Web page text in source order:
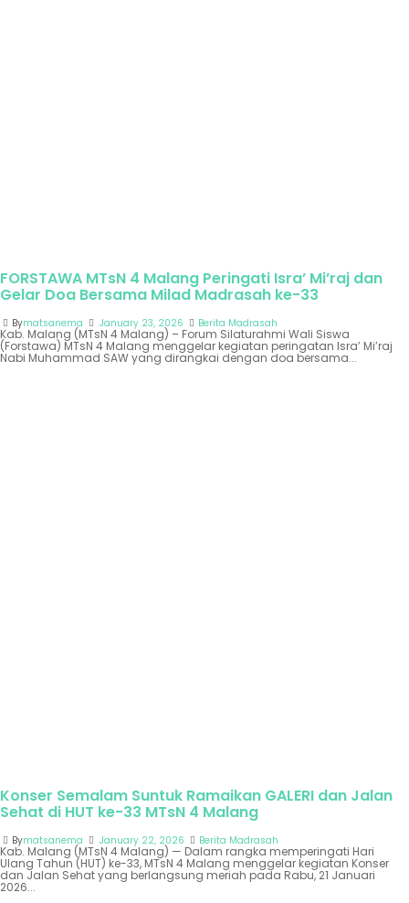
FORSTAWA MTsN 4 Malang Peringati Isra’ Mi’raj dan
Gelar Doa Bersama Milad Madrasah ke-33
Bymatsanema January 23, 2026 Berita Madrasah
Kab. Malang (MTsN 4 Malang) – Forum Silaturahmi Wali Siswa
(Forstawa) MTsN 4 Malang menggelar kegiatan peringatan Isra’ Mi’raj
Nabi Muhammad SAW yang dirangkai dengan doa bersama...
Konser Semalam Suntuk Ramaikan GALERI dan Jalan
Sehat di HUT ke-33 MTsN 4 Malang
Bymatsanema January 22, 2026 Berita Madrasah
Kab. Malang (MTsN 4 Malang) — Dalam rangka memperingati Hari
Ulang Tahun (HUT) ke-33, MTsN 4 Malang menggelar kegiatan Konser
dan Jalan Sehat yang berlangsung meriah pada Rabu, 21 Januari
2026...